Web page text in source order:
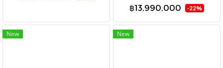
便利，近两条地铁线，周边大型
熟，是不可错过的优质资产。
฿13,990,000 -22%
New New